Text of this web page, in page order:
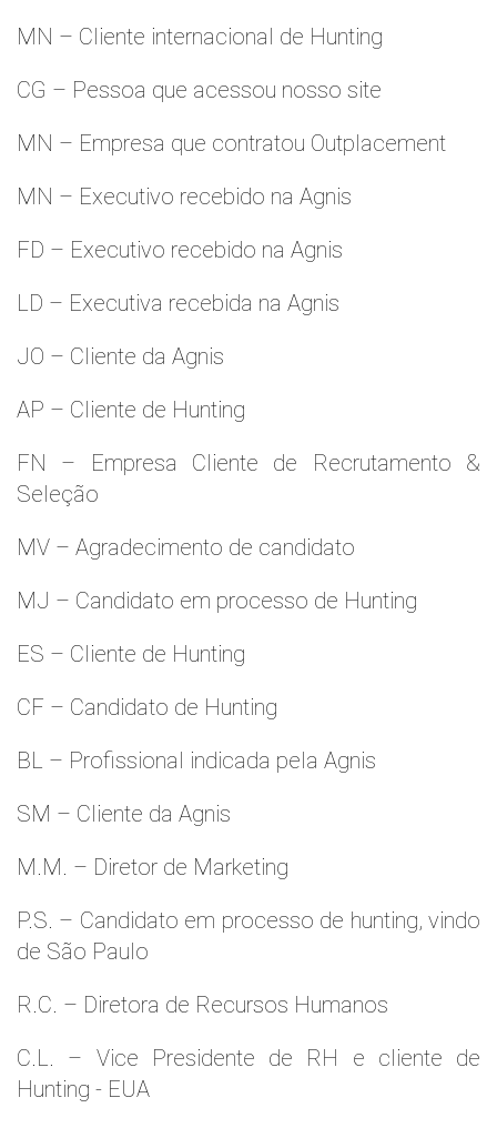
MN – Cliente internacional de Hunting
CG – Pessoa que acessou nosso site
MN – Empresa que contratou Outplacement
MN – Executivo recebido na Agnis
FD – Executivo recebido na Agnis
LD – Executiva recebida na Agnis
JO – Cliente da Agnis
AP – Cliente de Hunting
FN – Empresa Cliente de Recrutamento &
Seleção
MV – Agradecimento de candidato
MJ – Candidato em processo de Hunting
ES – Cliente de Hunting
CF – Candidato de Hunting
BL – Profissional indicada pela Agnis
SM – Cliente da Agnis
M.M. – Diretor de Marketing
P.S. – Candidato em processo de hunting, vindo
de São Paulo
R.C. – Diretora de Recursos Humanos
C.L. – Vice Presidente de RH e cliente de
Hunting - EUA